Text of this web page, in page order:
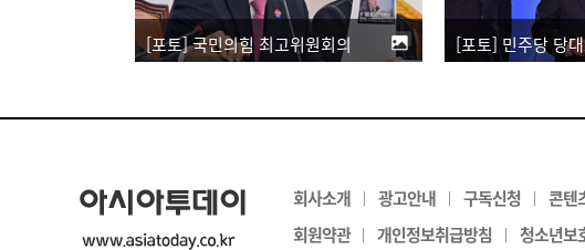
[포토] 국민의힘 최고위원회의
회사소개 | 광고안내 | 구독신청 | 콘텐
회원약관 | 개인정보취급방침 | 청소년보